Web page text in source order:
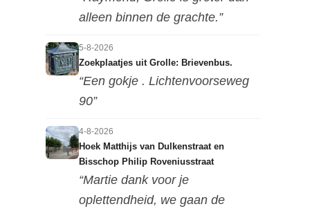
alleen binnen de grachte.”
5-8-2026
Zoekplaatjes uit Grolle: Brievenbus.
“Een gokje . Lichtenvoorseweg
90”
4-8-2026
Hoek Matthijs van Dulkenstraat en
Bisschop Philip Roveniusstraat
“Martie dank voor je
oplettendheid, we gaan de